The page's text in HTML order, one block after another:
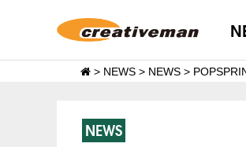
> NEWS > NEWS >
NEWS